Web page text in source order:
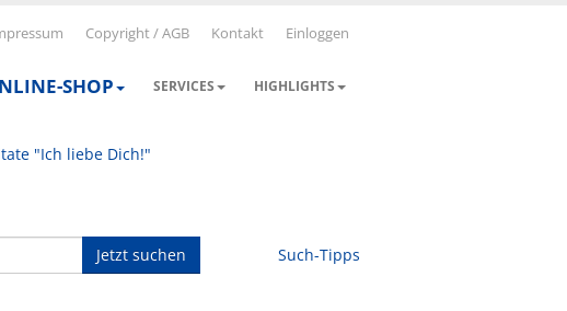
Copyright / AGB Kontakt Einloggen
SHOP SERVICES HIGHLIGHTS
"Ich liebe Dich!"
Jetzt suchen Such-Tipps